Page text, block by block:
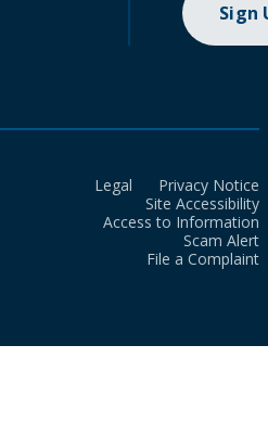
Sign
Legal
Privacy Notice
Site Accessibility
Access to Information
Scam Alert
File a Complaint